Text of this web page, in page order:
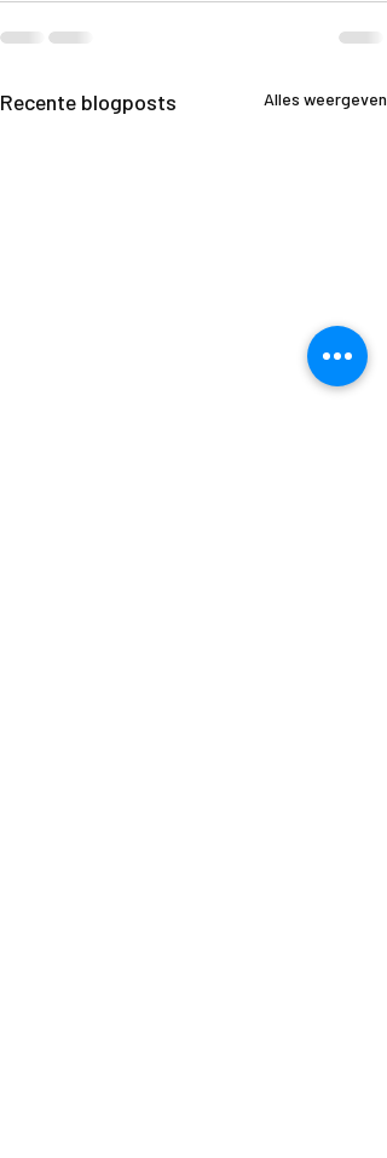
Recente blogposts Alles weergeven